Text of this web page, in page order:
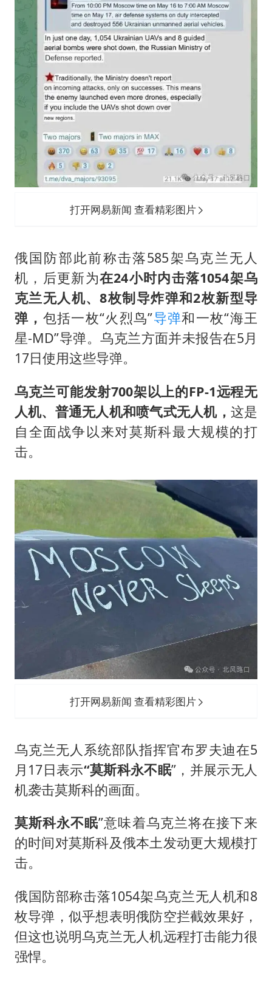
打开网易新闻 查看精彩图片
俄国防部此前称击落585架乌克兰无人
机，后更新为在24小时内击落1054架乌
克兰无人机、8枚制导炸弹和2枚新型导
弹， 包括一枚“火烈鸟”导弹和一枚“海王
星-MD”导弹。乌克兰方面并未报告在5月
17日使用这些导弹。
乌克兰可能发射700架以上的FP-1远程无
人机、普通无人机和喷气式无人机， 这是
自全面战争以来对莫斯科最大规模的打
击。
打开网易新闻 查看精彩图片
乌克兰无人系统部队指挥官布罗夫迪在5
月17日表示“莫斯科永不眠”，并展示无人
机袭击莫斯科的画面。
莫斯科永不眠”意味着乌克兰将在接下来
的时间对莫斯科及俄本土发动更大规模打
击。
俄国防部称击落1054架乌克兰无人机和8
枚导弹，似乎想表明俄防空拦截效果好，
但这也说明乌克兰无人机远程打击能力很
强悍。